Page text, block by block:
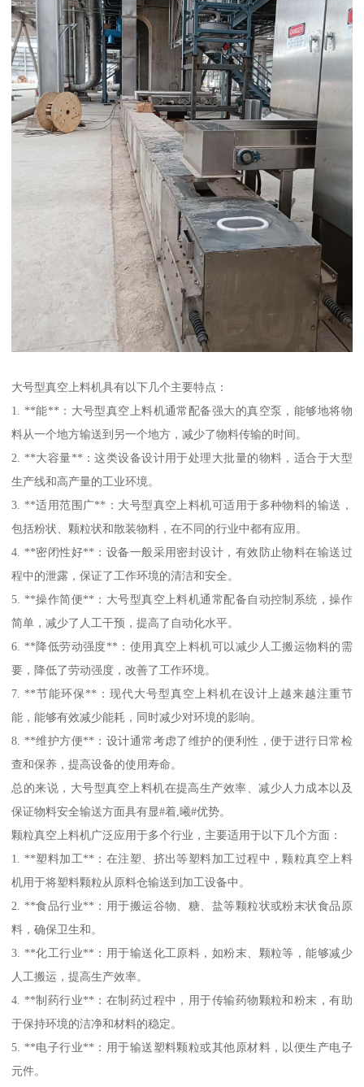
大号型真空上料机具有以下几个主要特点：
1. **能**：大号型真空上料机通常配备强大的真空泵，能够地将物
料从一个地方输送到另一个地方，减少了物料传输的时间。
2. **大容量**：这类设备设计用于处理大批量的物料，适合于大型
生产线和高产量的工业环境。
3. **适用范围广**：大号型真空上料机可适用于多种物料的输送，
包括粉状、颗粒状和散装物料，在不同的行业中都有应用。
4. **密闭性好**：设备一般采用密封设计，有效防止物料在输送过
程中的泄露，保证了工作环境的清洁和安全。
5. **操作简便**：大号型真空上料机通常配备自动控制系统，操作
简单，减少了人工干预，提高了自动化水平。
6. **降低劳动强度**：使用真空上料机可以减少人工搬运物料的需
要，降低了劳动强度，改善了工作环境。
7. **节能环保**：现代大号型真空上料机在设计上越来越注重节
能，能够有效减少能耗，同时减少对环境的影响。
8. **维护方便**：设计通常考虑了维护的便利性，便于进行日常检
查和保养，提高设备的使用寿命。
总的来说，大号型真空上料机在提高生产效率、减少人力成本以及
保证物料安全输送方面具有显#着,曦#优势。
颗粒真空上料机广泛应用于多个行业，主要适用于以下几个方面：
1. **塑料加工**：在注塑、挤出等塑料加工过程中，颗粒真空上料
机用于将塑料颗粒从原料仓输送到加工设备中。
2. **食品行业**：用于搬运谷物、糖、盐等颗粒状或粉末状食品原
料，确保卫生和。
3. **化工行业**：用于输送化工原料，如粉末、颗粒等，能够减少
人工搬运，提高生产效率。
4. **制药行业**：在制药过程中，用于传输药物颗粒和粉末，有助
于保持环境的洁净和材料的稳定。
5. **电子行业**：用于输送塑料颗粒或其他原材料，以便生产电子
元件。